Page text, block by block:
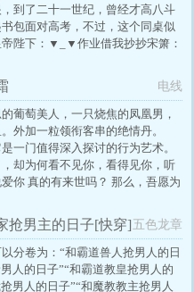
到了二十一世纪，曾经才高八斗
包面对高考，不过，这个同桌似
陛下：▼_▼作业借我抄抄宋箫：
电线
葡萄美人，一只烧焦的凤凰男，
外加一粒领衔客串的绝情丹。
一门值得深入探讨的行为艺术。
却为何看不见你，看得见你，听
你 真的有来世吗？ 那么，吾愿为
抢男主的日子[快穿] 五色龙章
分卷为：“和霸道兽人抢男人的日
人的日子”“和霸道教皇抢男人的
男人的日子”“和魔教教主抢男人